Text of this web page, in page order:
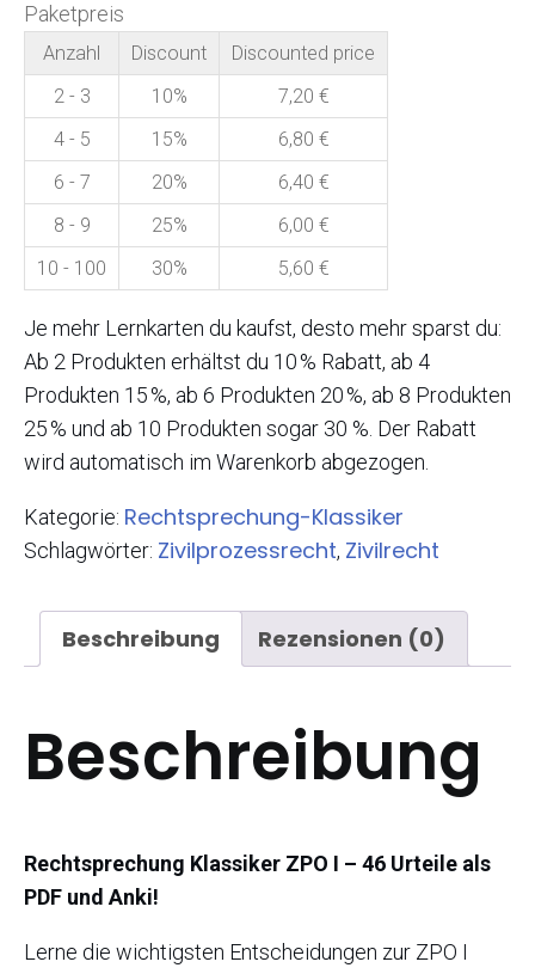
Menge
Paketpreis
Anzahl Discount
Discounted price
2 - 3
10% 7,20 €
4 - 5
15% 6,80 €
6 - 7
20% 6,40 €
8 - 9
25% 6,00 €
10 - 100
30% 5,60 €
Je mehr Lernkarten du kaufst, desto mehr sparst du:
Ab 2 Produkten erhältst du 10 % Rabatt, ab 4
Produkten 15 %, ab 6 Produkten 20 %, ab 8 Produkten
25 % und ab 10 Produkten sogar 30 %. Der Rabatt
wird automatisch im Warenkorb abgezogen.
Kategorie: Rechtsprechung-Klassiker
Schlagwörter: Zivilprozessrecht, Zivilrecht
Beschreibung Rezensionen (0)
Beschreibung
Rechtsprechung Klassiker ZPO I – 46 Urteile als
PDF und Anki!
Lerne die wichtigsten Entscheidungen zur ZPO I